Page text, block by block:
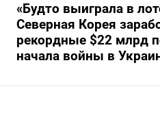
«Будто выиграла в
Северная Корея
рекордные $22 млрд
начала войны в